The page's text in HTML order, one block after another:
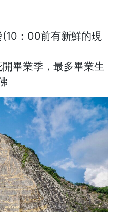
：00前有新鮮的現
畢業季，最多畢業生